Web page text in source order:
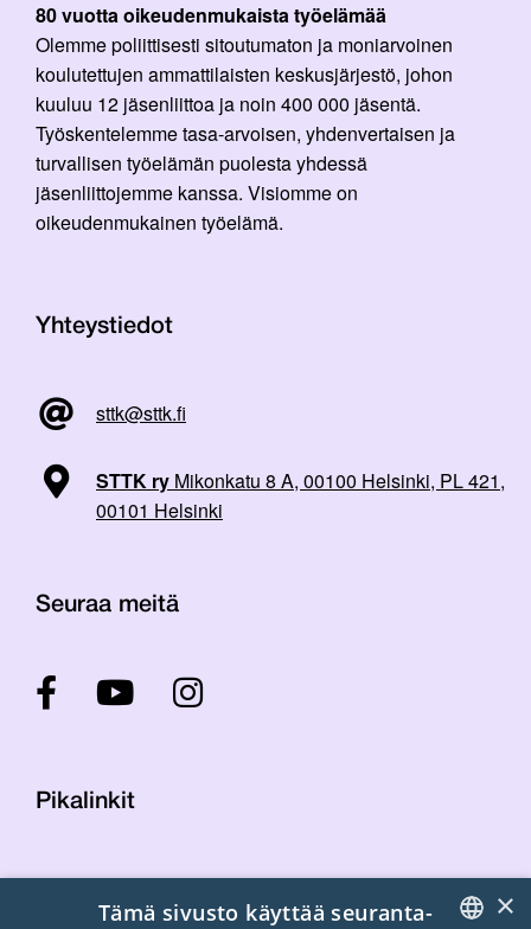
80 vuotta oikeudenmukaista työelämää
Olemme poliittisesti sitoutumaton ja moniarvoinen
koulutettujen ammattilaisten keskusjärjestö, johon
kuuluu 12 jäsenliittoa ja noin 400 000 jäsentä.
Työskentelemme tasa-arvoisen, yhdenvertaisen ja
turvallisen työelämän puolesta yhdessä
jäsenliittojemme kanssa. Visiomme on
oikeudenmukainen työelämä.
Yhteystiedot
sttk@sttk.fi
STTK ry Mikonkatu 8 A, 00100 Helsinki, PL 421,
00101 Helsinki
Seuraa meitä
Pikalinkit
Laskutustiedot
×
Tämä sivusto käyttää seuranta-